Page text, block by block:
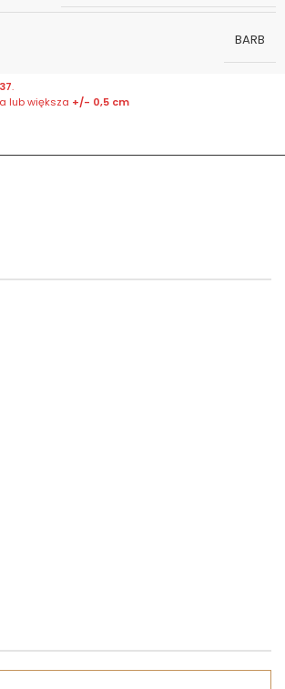
BARB
.
lub większa +/- 0,5 cm